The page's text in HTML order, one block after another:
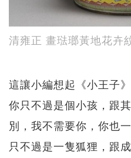
清雍正 畫琺瑯黃地花卉
這讓小編想起《小王子
你只不過是個小孩，跟
別，我不需要你，你也
只不過是一隻狐狸，跟